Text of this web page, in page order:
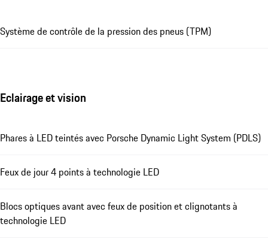
Système de contrôle de la pression des pneus (TPM)
Eclairage et vision
Phares à LED teintés avec Porsche Dynamic Light System (PDLS)
Feux de jour 4 points à technologie LED
Blocs optiques avant avec feux de position et clignotants à
technologie LED